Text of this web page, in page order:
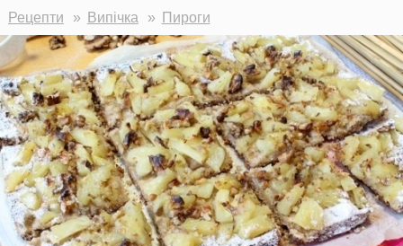
Ви тут
Рецепти Випічка Пироги